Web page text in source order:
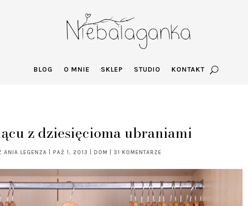
BLOG O MNIE SKLEP STUDIO KONTAKT
z dziesięcioma ubraniami
ANIA LEGENZA |PAŹ 1, 2013 |DOM 31 KOMENTARZE